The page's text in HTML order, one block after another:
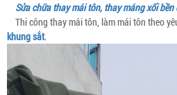
Sửa chữa thay mái tôn, thay máng xối bền
Thi công thay mái tôn, làm mái tôn theo
khung sắt.